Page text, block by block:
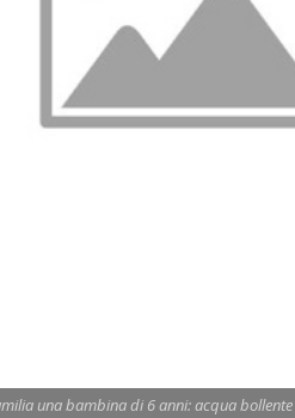
una bambina di 6 anni: acqua